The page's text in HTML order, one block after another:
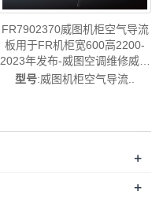
FR7902370威图机柜空气导流
板用于FR机柜宽600高2200-
2023年发布-威图空调维修威图
电柜威图母线威图风扇
型号:威图机柜空气导流..
+
+